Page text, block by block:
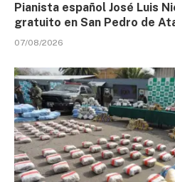
Pianista español José Luis
gratuito en San Pedro de
07/08/2026